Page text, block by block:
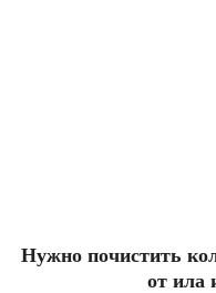
Нужно почистить
от ила